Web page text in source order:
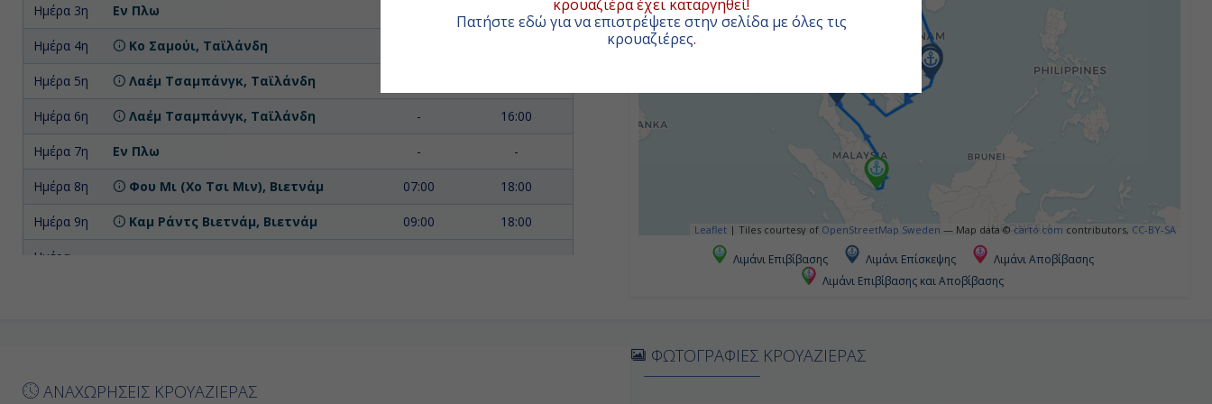
κρουαζιέρα έχει καταργηθεί!
Πατήστε εδώ για να επιστρέψετε στην σελίδα με όλες τις
κρουαζιέρες.
Ημέρα 3η Εν Πλω
Ημέρα 4η Κο Σαμούι, Ταϊλάνδη
Ημέρα 5η Λαέμ Τσαμπάνγκ, Ταϊλάνδη
Ημέρα 6η Λαέμ Τσαμπάνγκ, Ταϊλάνδη - 16:00
Ημέρα 7η Εν Πλω - -
Ημέρα 8η Φου Μι (Χο Τσι Μιν), Βιετνάμ 07:00 18:00
Ημέρα 9η Καμ Ράντς Βιετνάμ, Βιετνάμ 09:00 18:00
Ημέρα
Leaflet | Tiles courtesy of OpenStreetMap Sweden — Map data © carto.com contributors, CC-BY-SA
Λιμάνι Επιβίβασης Λιμάνι Επίσκεψης
Λιμάνι Αποβίβασης
Λιμάνι Επιβίβασης και Αποβίβασης
ΑΝΑΧΩΡΗΣΕΙΣ ΚΡΟΥΑΖΙΕΡΑΣ
ΦΩΤΟΓΡΑΦΙΕΣ ΚΡΟΥΑΖΙΕΡΑΣ